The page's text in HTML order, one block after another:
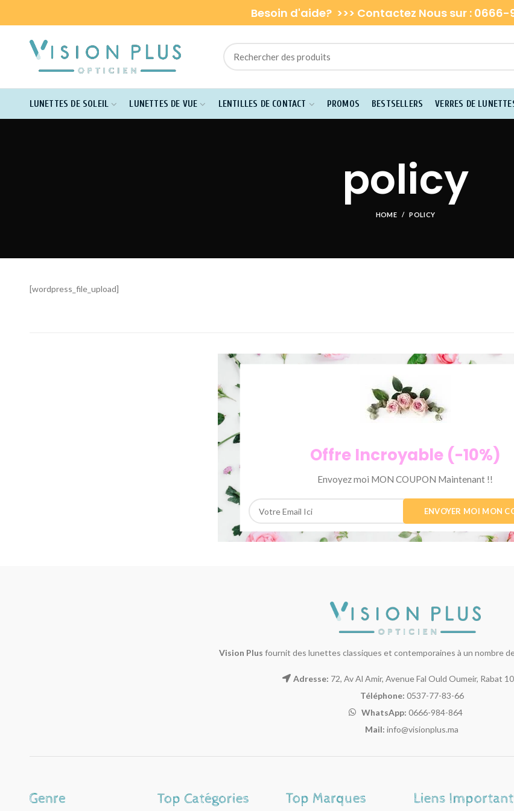
Besoin d'aide? >>> Contactez Nous sur :
LUNETTES DE SOLEIL LUNETTES DE VUE LENTILLES DE CONTACT PROMOS BESTSELLERS VERRES DE
policy
HOME POLICY
[wordpress_file_upload]
Offre Incroyable (-10%)
Envoyez moi MON COUPON Maintenant !!
Vision Plus fournit des lunettes classiques et contemporaines à un nombre
Adresse: 72, Av Al Amir, Avenue Fal Ould Oumeir, Rabat
Téléphone: 0537-77-83-66
WhatsApp: 0666-984-864
Mail: info@visionplus.ma